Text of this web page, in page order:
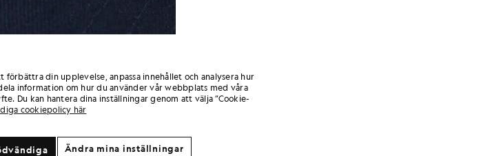
förbättra din upplevelse, anpassa innehållet och analysera hur
information om hur du använder vår webbplats med våra
Du kan hantera dina inställningar genom att välja ”Cookie-
cookiepolicy här
Ändra mina inställningar